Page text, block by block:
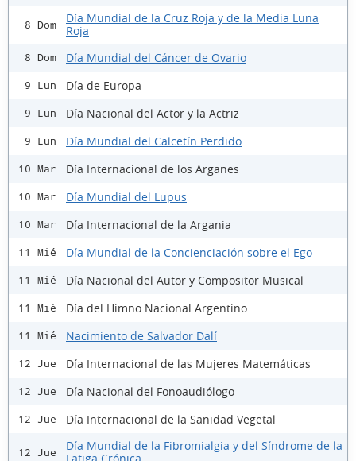
8 Dom
Día Mundial de la Cruz Roja y de la Media Luna
Roja
8 Dom Día Mundial del Cáncer de Ovario
9 Lun Día de Europa
9 Lun Día Nacional del Actor y la Actriz
9 Lun Día Mundial del Calcetín Perdido
10 Mar Día Internacional de los Arganes
10 Mar Día Mundial del Lupus
10 Mar Día Internacional de la Argania
11 Mié Día Mundial de la Concienciación sobre el Ego
11 Mié Día Nacional del Autor y Compositor Musical
11 Mié Día del Himno Nacional Argentino
11 Mié Nacimiento de Salvador Dalí
12 Jue Día Internacional de las Mujeres Matemáticas
12 Jue Día Nacional del Fonoaudiólogo
12 Jue Día Internacional de la Sanidad Vegetal
12 Jue
Día Mundial de la Fibromialgia y del Síndrome de la